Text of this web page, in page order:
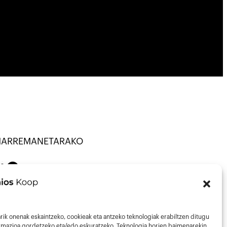
onenak eskaintzeko, cookieak eta antzeko teknologiak erabiltzen ditugu
· KOOP ·
Mail